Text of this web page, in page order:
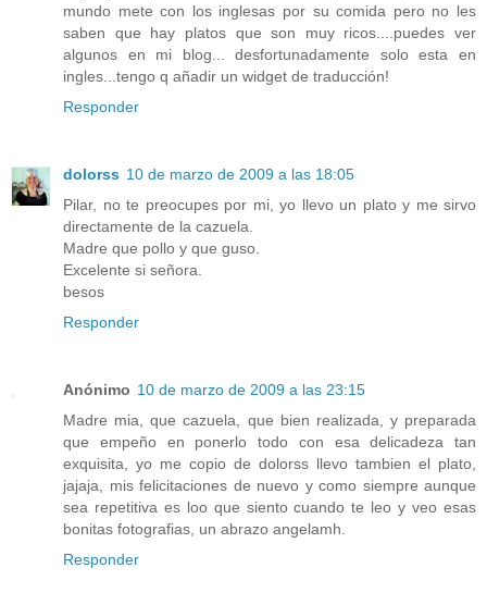
mundo mete con los inglesas por su comida pero no les
saben que hay platos que son muy ricos....puedes ver
algunos en mi blog... desfortunadamente solo esta en
ingles...tengo q añadir un widget de traducción!
Responder
dolorss 10 de marzo de 2009 a las 18:05
Pilar, no te preocupes por mi, yo llevo un plato y me sirvo
directamente de la cazuela.
Madre que pollo y que guso.
Excelente si señora.
besos
Responder
Anónimo 10 de marzo de 2009 a las 23:15
Madre mia, que cazuela, que bien realizada, y preparada
que empeño en ponerlo todo con esa delicadeza tan
exquisita, yo me copio de dolorss llevo tambien el plato,
jajaja, mis felicitaciones de nuevo y como siempre aunque
sea repetitiva es loo que siento cuando te leo y veo esas
bonitas fotografias, un abrazo angelamh.
Responder